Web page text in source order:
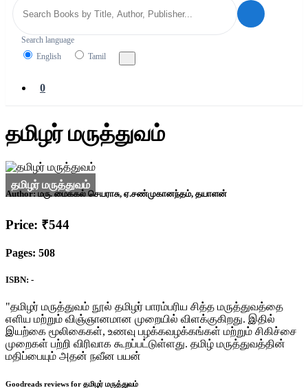
Search language
English
Tamil
0
தமிழர் மருத்துவம்
Author: மரு. மைக்கல் செயராசு, ஏ.சண்முகானந்தம், தயாளன்
Price: ₹544
Pages: 508
ISBN: -
"தமிழர் மருத்துவம் நூல் தமிழர் பாரம்பரிய சித்த மருத்துவத்தை
எளிய மற்றும் விஞ்ஞானமான முறையில் விளக்குகிறது. இதில்
இயற்கை மூலிகைகள், உணவு பழக்கவழக்கங்கள் மற்றும் சிகிச்சை
முறைகள் பற்றி விரிவாக கூறப்பட்டுள்ளது. தமிழ் மருத்துவத்தின்
மதிப்பையும் அதன் நவீன பயன்
Goodreads reviews for தமிழர் மருத்துவம்